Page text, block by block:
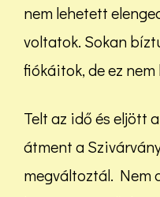
nem lehetett
voltatok. Sokan
fiókáitok, de ez
Telt az idő és eljött
átment a
megváltoztál. Nem